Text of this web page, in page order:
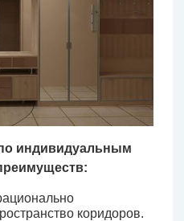
индивидуальным
коридоров.